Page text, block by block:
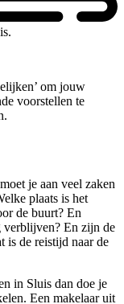
om jouw
voorstellen te
je aan veel zaken
plaats is het
de buurt? En
En zijn de
is de reistijd naar de
in Sluis dan doe je
Een makelaar uit